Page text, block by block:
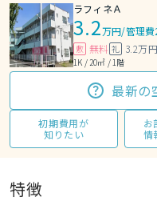
ラフィネＡ
3.2万円/管理
敷 無料 礼 3.2万円
1K / 20㎡ / 1階
最新の
初期費用が
知りたい
お
情
特徴